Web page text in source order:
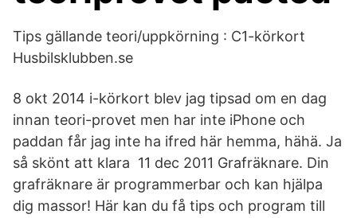
Tips gällande teori/uppkörning : C1-körkort
Husbilsklubben.se
8 okt 2014 i-körkort blev jag tipsad om en dag
innan teori-provet men har inte iPhone och
paddan får jag inte ha ifred här hemma, hähä. Ja
så skönt att klara 11 dec 2011 Grafräknare. Din
grafräknare är programmerbar och kan hjälpa
dig massor! Här kan du få tips och program till